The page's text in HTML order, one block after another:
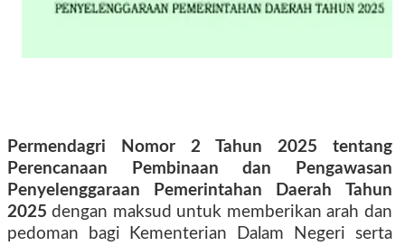
Permendagri Nomor 2 Tahun 2025 tentang
Perencanaan Pembinaan dan Pengawasan
Penyelenggaraan Pemerintahan Daerah Tahun
2025 dengan maksud untuk memberikan arah dan
pedoman bagi Kementerian Dalam Negeri serta